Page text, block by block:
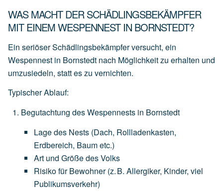
WAS MACHT DER SCHÄDLINGSBEKÄMPFER
MIT EINEM WESPENNEST IN BORNSTEDT?
Ein seriöser Schädlingsbekämpfer versucht, ein
Wespennest in Bornstedt nach Möglichkeit zu erhalten und
umzusiedeln, statt es zu vernichten.
Typischer Ablauf:
Begutachtung des Wespennests in Bornstedt
Lagedes Nests (Dach, Rollladenkasten,
Erdbereich, Baumetc.)
Art und GrößedesVolks
Risikofür Bewohner (z.B. Allergiker, Kinder, viel
Publikumsverkehr)